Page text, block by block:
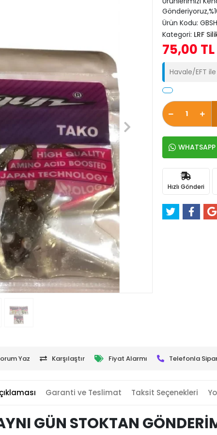
Ürün Kodu:
Kategori: LRF
75,00 TL
Havale/EFT
WHATSAPP
Hızlı Gönderi
Yaz Karşılaştır Fiyat Alarmı Telefonla
Garanti ve Teslimat Taksit Seçenekleri
GÜN STOKTAN